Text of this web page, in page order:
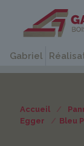
Gabriel
Accueil /
Egger
/ Bleu